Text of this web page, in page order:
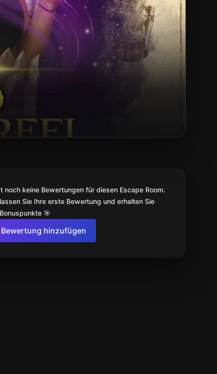
noch keine Bewertungen für diesen Escape Room.
Sie Ihre erste Bewertung und erhalten Sie
🎯
Bewertung hinzufügen